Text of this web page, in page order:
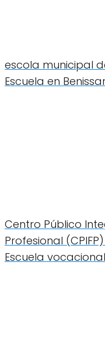
escola municipal
Escuela en
Centro Público
Profesional
Escuela